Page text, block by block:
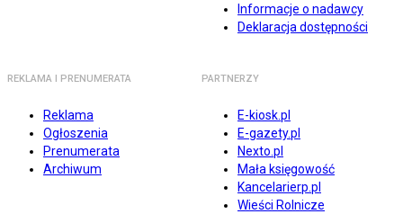
Informacje o nadawcy
Deklaracja dostępności
REKLAMA I PRENUMERATA
Reklama
Ogłoszenia
Prenumerata
Archiwum
PARTNERZY
E-kiosk.pl
E-gazety.pl
Nexto.pl
Mała księgowość
Kancelarierp.pl
Wieści Rolnicze